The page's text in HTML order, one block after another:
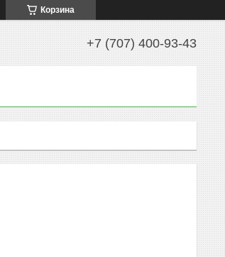
Корзина
+7 (707) 400-93-43